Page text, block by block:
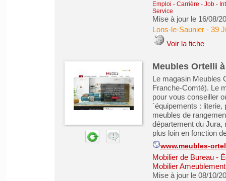
Emploi - Carrière - Job -
Service
Mise à jour le 16/08/
Lons-le-Saunier- 39
Voir la fiche
Meubles Ortelli
Le magasin Meubles
Franche-Comté). Le
pour vous conseiller
´équipements :
meubles de
département du Jura,
plus loin en fonction
www.meubles-
Mobilier de Bureau -
Mobilier
Mise à jour le 08/10/